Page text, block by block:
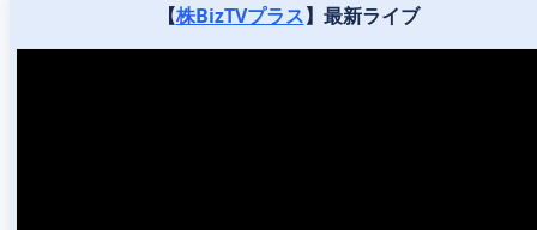
【株BizTVプラス】最新ライブ